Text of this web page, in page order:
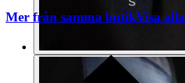
Mer från samma butikVisa alla